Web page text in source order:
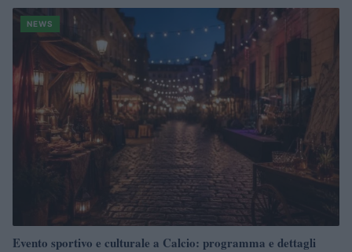
NEWS
Evento sportivo e culturale a Calcio: programma e dettagli